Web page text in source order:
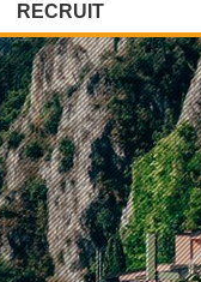
RECRUIT